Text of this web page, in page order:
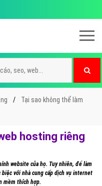
Tại sao không thể làm
hosting riêng
website của họ. Tuy nhiên, để làm
với nhà cung cấp dịch vụ internet
mềm thích hợp.